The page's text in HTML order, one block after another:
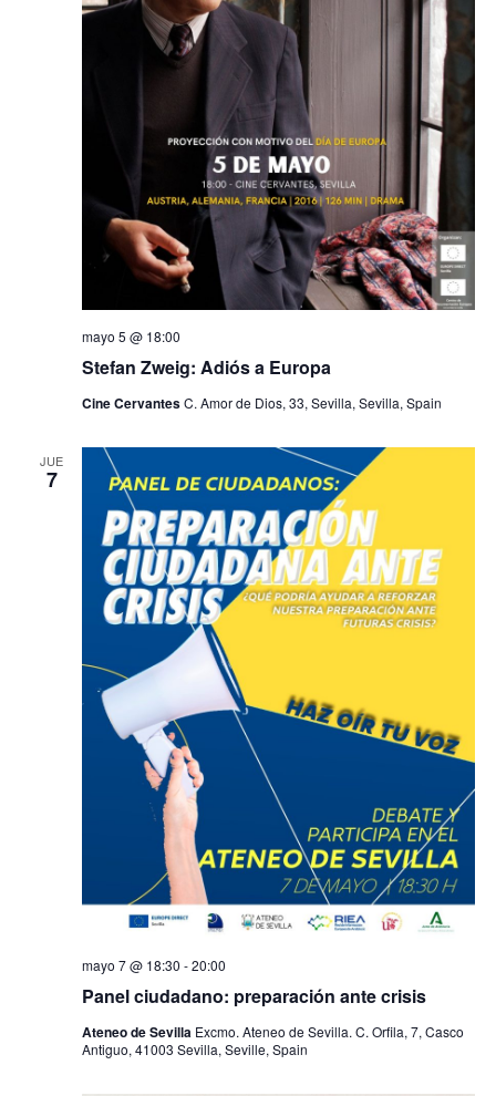
Stefan Zweig: Adiós a Europa
mayo 5 @ 18:00
Cine CervantesC. Amor de Dios, 33, Sevilla, Sevilla, Spain
JUE
7
Panel ciudadano: preparación ante crisis
mayo 7 @ 18:30 -20:00
Ateneo de Sevilla Excmo. Ateneo de Sevilla. C. Orfila, 7, Casco
Antiguo, 41003 Sevilla, Seville, Spain